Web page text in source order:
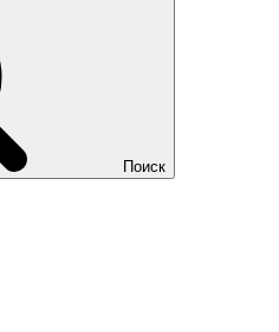
Поиск